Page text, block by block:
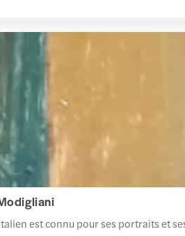
est connu pour ses portraits et